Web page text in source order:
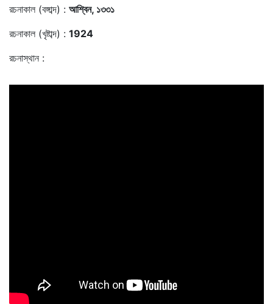
রচনাকাল (বঙ্গাব্দ) : আশ্বিন, ১৩৩১
রচনাকাল (খৃষ্টাব্দ) : 1924
রচনাস্থান :